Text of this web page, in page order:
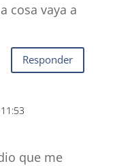
cosa vaya a
Responder
que me